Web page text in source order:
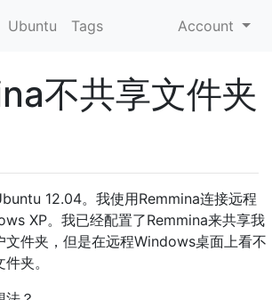
Ubuntu Tags Account
不共享文件夹
12.04。我使用Remmina连接远程
XP。我已经配置了Remmina来共享我
文件夹，但是在远程Windows桌面上看不
夹​​。